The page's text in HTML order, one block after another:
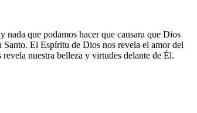
que podamos hacer que causara que Dios
Santo. El Espíritu de Dios nos revela el amor del
nuestra belleza y virtudes delante de Él.